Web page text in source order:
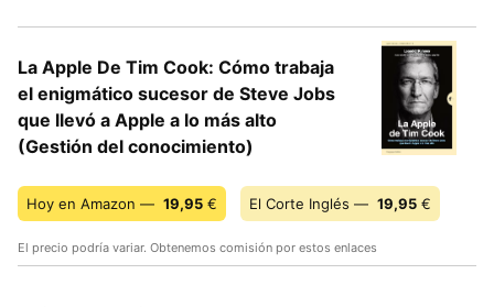
La Apple De Tim Cook: Cómo trabaja
el enigmático sucesor de Steve Jobs
que llevó a Apple a lo más alto
(Gestión del conocimiento)
Hoy en Amazon — 19,95 € El Corte Inglés — 19,95 €
El precio podría variar. Obtenemos comisión por estos enlaces